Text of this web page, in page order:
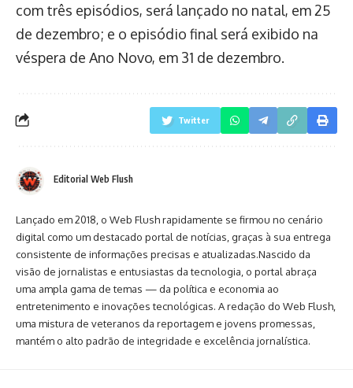
com três episódios, será lançado no natal, em 25
de dezembro; e o episódio final será exibido na
véspera de Ano Novo, em 31 de dezembro.
Twitter
Editorial Web Flush
Lançado em 2018, o Web Flush rapidamente se firmou no cenário
digital como um destacado portal de notícias, graças à sua entrega
consistente de informações precisas e atualizadas.Nascido da
visão de jornalistas e entusiastas da tecnologia, o portal abraça
uma ampla gama de temas — da política e economia ao
entretenimento e inovações tecnológicas. A redação do Web Flush,
uma mistura de veteranos da reportagem e jovens promessas,
mantém o alto padrão de integridade e excelência jornalística.